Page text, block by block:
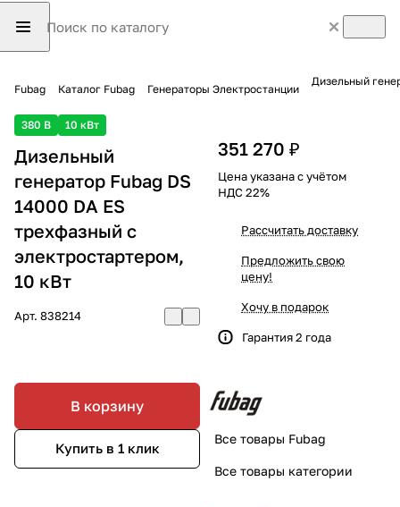
Fubag Каталог Fubag Генераторы Электростанции
Дизельный
380 В 10 кВт
Дизельный
генератор Fubag DS
14000 DA ES
трехфазный с
электростартером,
10 кВт
Арт. 838214
В корзину
Купить в 1 клик
351 270 ₽
Цена указана с учётом
НДС 22%
Рассчитать доставку
Предложить свою
цену!
Хочу в подарок
Гарантия 2 года
Все товары Fubag
Все товары категории